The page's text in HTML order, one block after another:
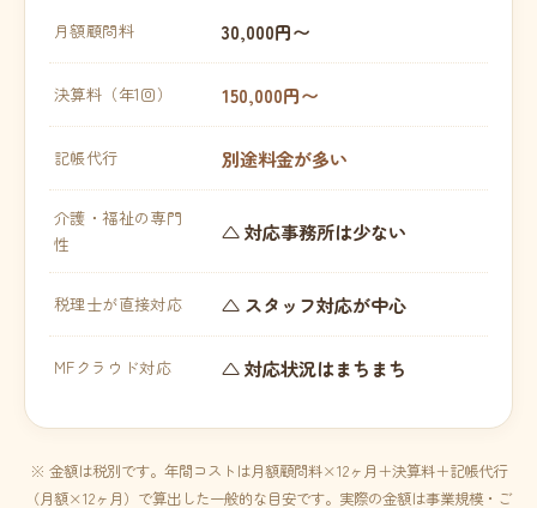
月額顧問料 30,000円〜
決算料（年1回） 150,000円〜
記帳代行 別途料金が多い
介護・福祉の専門
性
△ 対応事務所は少ない
税理士が直接対応 △ スタッフ対応が中心
MFクラウド対応 △ 対応状況はまちまち
※ 金額は税別です。年間コストは月額顧問料×12ヶ月＋決算料＋記帳代行
（月額×12ヶ月）で算出した一般的な目安です。実際の金額は事業規模・ご